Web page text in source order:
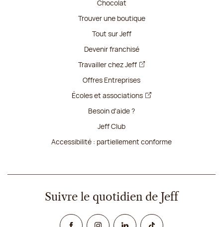
Chocolat
Trouver une boutique
Tout sur Jeff
Devenir franchisé
Travailler chez Jeff
Offres Entreprises
Écoles et associations
Besoin d'aide ?
Jeff Club
Accessibilité : partiellement conforme
Suivre le quotidien de Jeff